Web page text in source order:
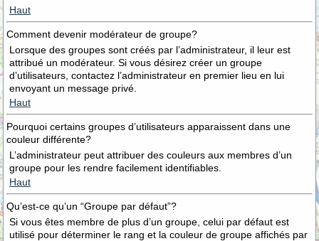
Haut
Comment devenir modérateur de groupe?
Lorsque des groupes sont créés par l’administrateur, il leur est
attribué un modérateur. Si vous désirez créer un groupe
d’utilisateurs, contactez l’administrateur en premier lieu en lui
envoyant un message privé.
Haut
Pourquoi certains groupes d’utilisateurs apparaissent dans une
couleur différente?
L’administrateur peut attribuer des couleurs aux membres d’un
groupe pour les rendre facilement identifiables.
Haut
Qu’est-ce qu’un “Groupe par défaut”?
Si vous êtes membre de plus d’un groupe, celui par défaut est
utilisé pour déterminer le rang et la couleur de groupe affichés par